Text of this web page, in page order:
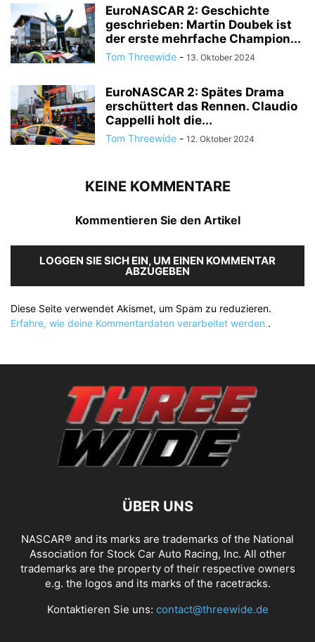
EuroNASCAR 2: Geschichte
geschrieben: Martin Doubek ist
der erste mehrfache Champion...
Tom Threewide - 13. Oktober 2024
EuroNASCAR 2: Spätes Drama
erschüttert das Rennen. Claudio
Cappelli holt die...
Tom Threewide - 12. Oktober 2024
KEINE KOMMENTARE
Kommentieren Sie den Artikel
LOGGEN SIE SICH EIN, UM EINEN KOMMENTAR
ABZUGEBEN
Diese Seite verwendet Akismet, um Spam zu reduzieren.
Erfahre, wie deine Kommentardaten verarbeitet werden..
ÜBER UNS
NASCAR® and its marks are trademarks of the National
Association for Stock Car Auto Racing, Inc. All other
trademarks are the property of their respective owners
e.g. the logos and its marks of the racetracks.
Kontaktieren Sie uns: contact@threewide.de